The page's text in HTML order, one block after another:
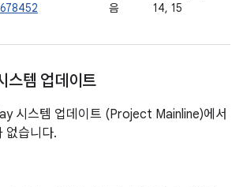
음
14, 15
템 업데이트
시스템 업데이트 (Project Mainline)에서
없습니다.